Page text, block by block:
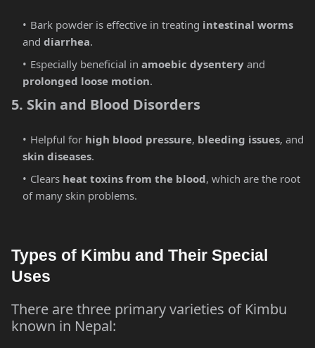
Bark powder is effective in treating intestinal worms
and diarrhea.
Especially beneficial in amoebic dysentery and
prolonged loose motion.
5. Skin and Blood Disorders
Helpful for high blood pressure, bleeding issues, and
skin diseases.
Clears heat toxins from the blood, which are the root
of many skin problems.
Types of Kimbu and Their Special
Uses
There are three primary varieties of Kimbu
known in Nepal: